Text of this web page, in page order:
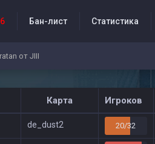
Бан-лист Статистика
от JIII
Карта Игроков
de_dust2 20/32